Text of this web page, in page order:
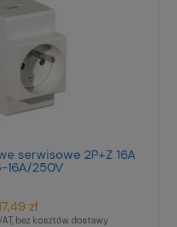
serwisowe 2P+Z 16A
16A/250V
zł
bez kosztów dostawy